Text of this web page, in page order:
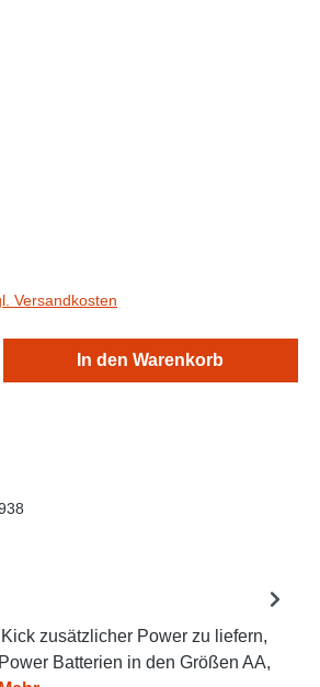
Versandkosten
Gib den gewünschten
In den Warenkorb
zusätzlicher Power zu liefern,
Batterien in den Größen AA,